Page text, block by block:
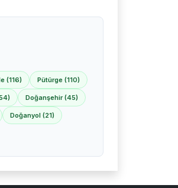
(116) Pütürge (110)
Doğanşehir (45)
Doğanyol (21)